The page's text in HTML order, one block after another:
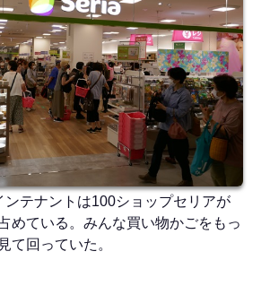
ンテナントは100ショップセリアが
めている。みんな買い物かごをもっ
て回っていた。